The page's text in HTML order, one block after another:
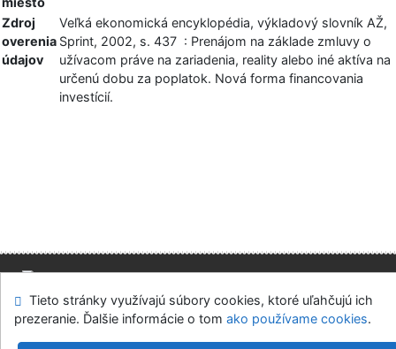
Zdroj
overenia
údajov
Veľká ekonomická encyklopédia, výkladový slovník AŽ,
Sprint, 2002, s. 437 : Prenájom na základe zmluvy o
užívacom práve na zariadenia, reality alebo iné aktíva na
určenú dobu za poplatok. Nová forma financovania
investícií.
Mapa stránok Prístupnosť
Súkromie
Modul OpenSearch
Napíšte nám Nastavenie cookies
Tieto stránky využívajú súbory cookies, ktoré uľahčujú ich
prezeranie. Ďalšie informácie o tom ako používame cookies.